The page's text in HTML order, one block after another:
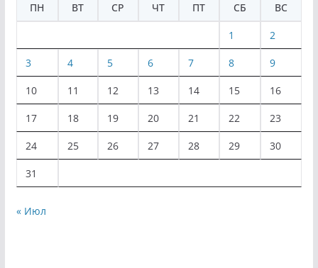
ПН
ВТ СР ЧТ ПТ СБ ВС
1 2
3 4 5 6 7 8 9
10 11 12 13 14 15 16
17 18 19 20 21 22 23
24 25 26 27 28 29 30
31
« Июл